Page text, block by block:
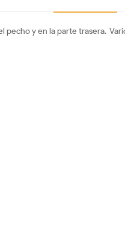
pecho y en la parte trasera.